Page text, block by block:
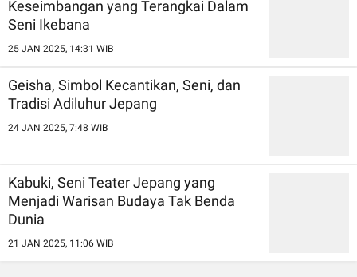
Keseimbangan yang Terangkai Dalam
Seni Ikebana
25 JAN 2025, 14:31 WIB
Geisha, Simbol Kecantikan, Seni, dan
Tradisi Adiluhur Jepang
24 JAN 2025, 7:48 WIB
Kabuki, Seni Teater Jepang yang
Menjadi Warisan Budaya Tak Benda
Dunia
21 JAN 2025, 11:06 WIB